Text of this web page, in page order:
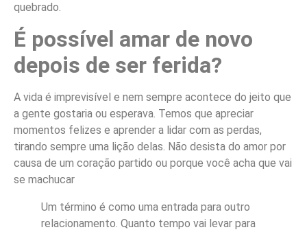
quebrado.
É possível amar de novo
depois de ser ferida?
A vida é imprevisível e nem sempre acontece do jeito que
a gente gostaria ou esperava. Temos que apreciar
momentos felizes e aprender a lidar com as perdas,
tirando sempre uma lição delas. Não desista do amor por
causa de um coração partido ou porque você acha que vai
se machucar
Um término é como uma entrada para outro
relacionamento. Quanto tempo vai levar para